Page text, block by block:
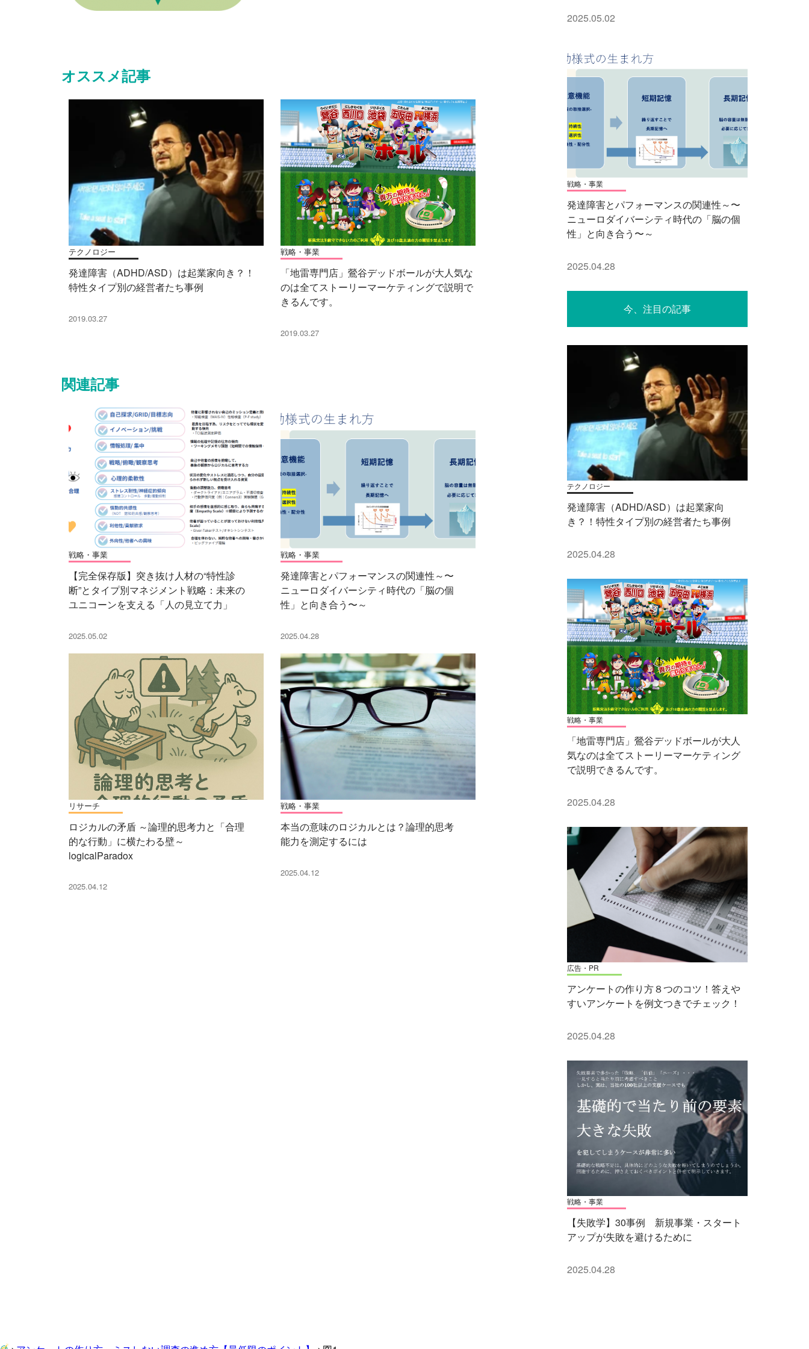
オススメ記事
テクノロジー
発達障害（ADHD/ASD）は起業家向き？！
特性タイプ別の経営者たち事例
2019.03.27
戦略・事業
「地雷専門店」鶯谷デッドボールが大人気な
のは全てストーリーマーケティングで説明で
きるんです。
2019.03.27
関連記事
戦略・事業
【完全保存版】突き抜け人材の“特性診
断”とタイプ別マネジメント戦略：未来の
ユニコーンを支える「人の見立て力」
2025.05.02
戦略・事業
発達障害とパフォーマンスの関連性～〜
ニューロダイバーシティ時代の「脳の個
性」と向き合う〜～
2025.04.28
リサーチ
ロジカルの矛盾 ～論理的思考力と「合理
的な行動」に横たわる壁～
logicalParadox
2025.04.12
戦略・事業
本当の意味のロジカルとは？論理的思考
能力を測定するには
2025.04.12
2025.05.02
戦略・事業
発達障害とパフォーマンスの関連性～〜
ニューロダイバーシティ時代の「脳の個
性」と向き合う〜～
2025.04.28
今、注目の記事
テクノロジー
発達障害（ADHD/ASD）は起業家向
き？！特性タイプ別の経営者たち事例
2025.04.28
戦略・事業
「地雷専門店」鶯谷デッドボールが大人
気なのは全てストーリーマーケティング
で説明できるんです。
2025.04.28
広告・PR
アンケートの作り方８つのコツ！答えや
すいアンケートを例文つきでチェック！
2025.04.28
戦略・事業
【失敗学】30事例 新規事業・スタート
アップが失敗を避けるために
2025.04.28